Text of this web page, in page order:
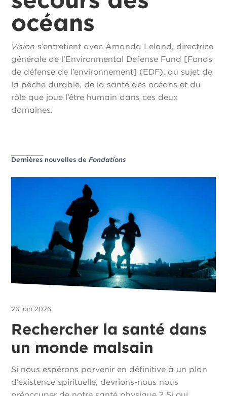
océans
Vision s’entretient avec Amanda Leland, directrice
générale de l’Environmental Defense Fund [Fonds
de défense de l’environnement] (EDF), au sujet de
la pêche durable, de la santé des océans et du
rôle que joue l’être humain dans ces deux
domaines.
Dernières nouvelles deFondations
26 juin 2026
Rechercher la santé dans
un monde malsain
Si nous espérons parvenir en définitive à un plan
d’existence spirituelle, devrions-nous nous